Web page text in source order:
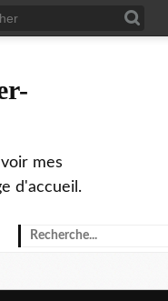
mes
d'accueil.